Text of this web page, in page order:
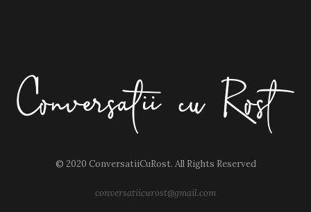
© 2020 ConversatiiCuRost. All Rights Reserved
conversatiicurost@gmail.com